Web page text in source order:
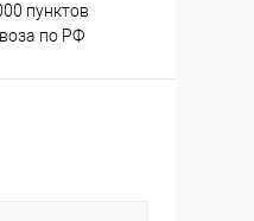
пунктов
по РФ